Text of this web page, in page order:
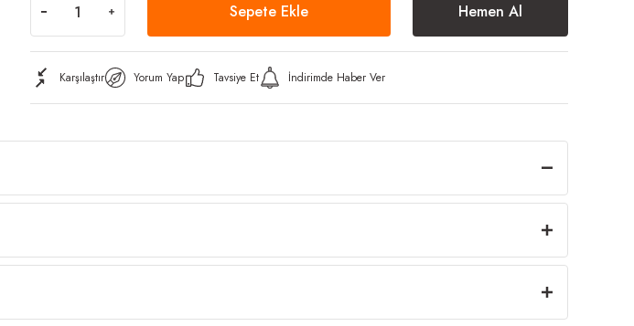
Sepete Ekle Hemen Al
Karşılaştır Yorum Yap Tavsiye Et İndirimde Haber Ver